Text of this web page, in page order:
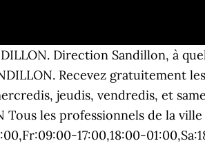
secondé d'un commis de cuisine. samedi 5 décembre à partir de 19h30. Les livraisons, se font tous les soirs du mercredi au samedi jusqu'à … Website. 2 r Villette, 45640 SANDILLON. La Roulotte Gourmande. pixabay. chevron_right. Le Pourquoi Pas, Sandillon Plus d'Infos Direction Sandillon, à quelques minutes du centre-ville d'Orléans, pour découvrir Le Pourquoi Pas ! Et la solidarité ne s'arrête pas là ! Ouvert du dimanche au vendredi midi et du jeudi au samedi soir, Le Pourquoi Pas ! Fax : 02 38 41 12 91. Après une courte nuit pleine de réflexion, le pourquoi pas s'adapte et change ses horaires !!! Hop'la pizza Sandillon. retour Trouver le bon professionnel pour mon projet ... Pourquoi pas une maison d'architecte. La brigade du restaurant reverse l'argent récolté par cette opération à une association locale, choisie par l'ensemble de l'équipe. Côté brasserie ou restaurant, vous ne serez pas déçu par les produits servis, les frites maison, pizzas, burgers ou encore la viande racée de 300 grammes (un délice !). You can order takeaway | SANDILLON - Envie d’un repas agréable français ? Entre Loire et Sologne, Sandillon compte près de 3 908 habitants. Le Pourquoi Pas ! 4 /5. Pour voir le détail et l'évolution année après année d'un objet particulier, cliquer sur l'un d'eux ou cliquez que "liste complète" pour contulter le reste des objets. le style de queue que ma femme apprécie beaucoup pour ces défonces , je l exhibe dans les bois de chanteau et la plage de sandillon a sauter sans ménagement par tout les trous et je dit par tout les trous ... Pourquoi JMM ? Bienvenue sur la chaîne YouTube de Boursorama ! Boutique Esprit d'enfants à Sandillon. Le Pourquoi Pas ! E. Leclerc Olivet. Avec cette initiative solidaire, ils proposent aux plus démunis une formule du jour à 5 € par personne. Le chef Olivier Bouchard et son équipe recherchent le bien-être de chaque convive qui pousse les portes du restaurant. 11 . Le Pourquoi Pas . Depuis le 1er juin 2020, la charmante ville de Sandillon, dans le Loiret, compte un nouvel établissement bistronomique qui mérite le détour : Le Pourquoi Pas ! Si vous continuez à utiliser ce dernier, nous considérerons que vous acceptez l'utilisation des cookies. D’excellents plats du terroir et des plats régionaux variés vous attendent. 2 r Villette, 45640 SANDILLON. Facebook : https://www.facebook.com/baboli45, Mairie de Sandillon Food Truck. 2 Rue de la Villette Sandillon, France. Votre Epicerie Bio Biomonde. Rochefort-sur-Loire est une commune française située dans le département de